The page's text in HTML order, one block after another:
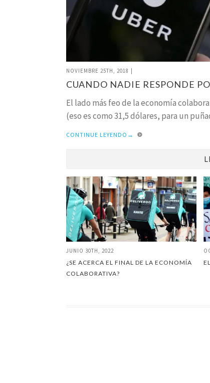
NOVIEMBRE 25TH, 2018
CUANDO NADIE RESPONDE
El lado más feo de la economía
(eso es como 31,5 dólares, para un
CONTINUE LEYENDO →
JUNIO 30TH, 2022
¿SE ACERCA EL FINAL DE LA ECONOMÍA
COLABORATIVA?